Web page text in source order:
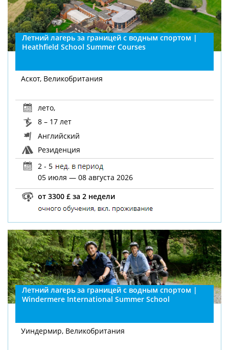
Летний лагерь за границей с водным спортом |
Heathfield School Summer Courses
Аскот, Великобритания
лето,
8 – 17 лет
Английский
Резиденция
2 - 5
05 июля — 08 августа 2026
от 3300 £ за 2 недели
Летний лагерь за границей с водным спортом |
Windermere International Summer School
Уиндермир, Великобритания